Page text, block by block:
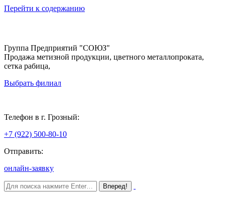
Перейти к содержанию
Группа Предприятий "СОЮЗ"
Продажа метизной продукции, цветного металлопроката,
сетка рабица,
Выбрать филиал
Телефон в г. Грозный:
+7 (922) 500-80-10
Отправить:
онлайн-заявку